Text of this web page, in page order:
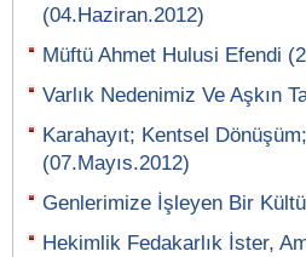
(04.Haziran.2012)
Müftü Ahmet Hulusi Efendi
Varlık Nedenimiz Ve Aşkın
Karahayıt; Kentsel
(07.Mayıs.2012)
Genlerimize İşleyen Bir
Hekimlik Fedakarlık İster,